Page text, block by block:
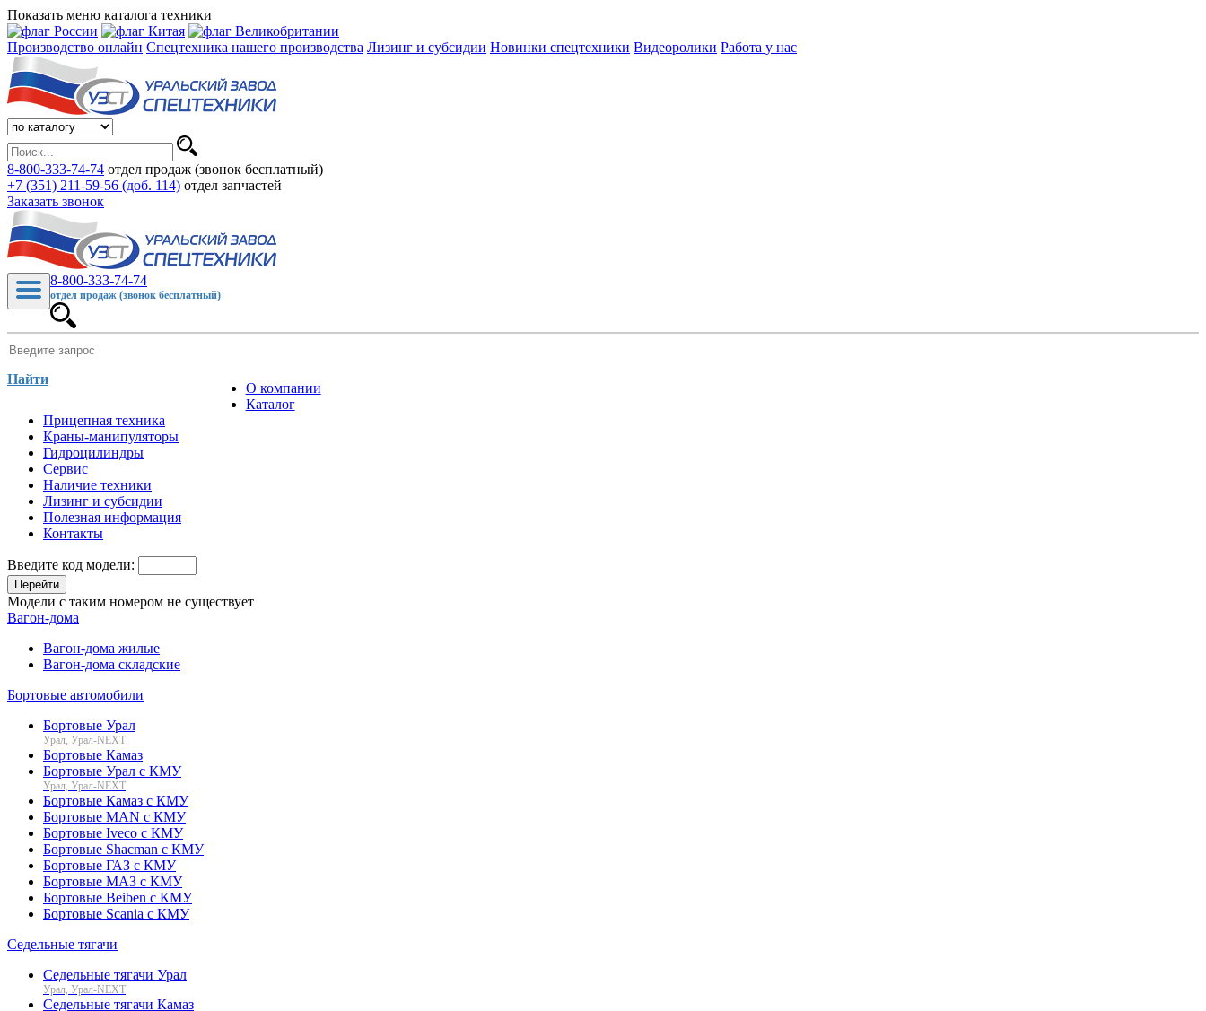
Показать меню каталога техники
Производство онлайн Спецтехника нашего производства Лизинг и субсидии Новинки спецтехники Видеоролики Работа у нас
8-800-333-74-74 отдел продаж (звонок бесплатный)
+7 (351) 211-59-56 (доб. 114) отдел запчастей
Заказать звонок
8-800-333-74-74
отдел продаж (звонок бесплатный)
Найти
О компании
Каталог
Прицепная техника
Краны-манипуляторы
Гидроцилиндры
Сервис
Наличие техники
Лизинг и субсидии
Полезная информация
Контакты
Введите код модели:
Перейти
Модели с таким номером не существует
Вагон-дома
Вагон-дома жилые
Вагон-дома складские
Бортовые автомобили
Бортовые Урал
Урал, Урал-NEXT
Бортовые Камаз
Бортовые Урал с КМУ
Урал, Урал-NEXT
Бортовые Камаз с КМУ
Бортовые MAN с КМУ
Бортовые Iveco с КМУ
Бортовые Shacman с КМУ
Бортовые ГАЗ с КМУ
Бортовые МАЗ с КМУ
Бортовые Beiben с КМУ
Бортовые Scania с КМУ
Седельные тягачи
Седельные тягачи Урал
Урал, Урал-NEXT
Седельные тягачи Камаз